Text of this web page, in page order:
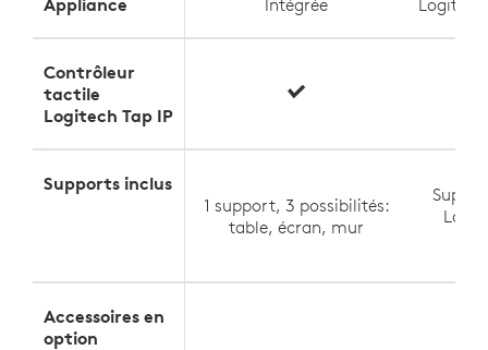
Contrôleur
tactile
Logitech Tap IP
Supports inclus
1 support, 3 possibilités:
table, écran, mur
Accessoires en
option